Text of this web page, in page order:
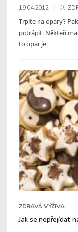
19.04.2012
Trpíte na opary?
potrápit. Někteří
to opar je.
ZDRAVÁ VÝŽIVA
Jak se nepřejídat